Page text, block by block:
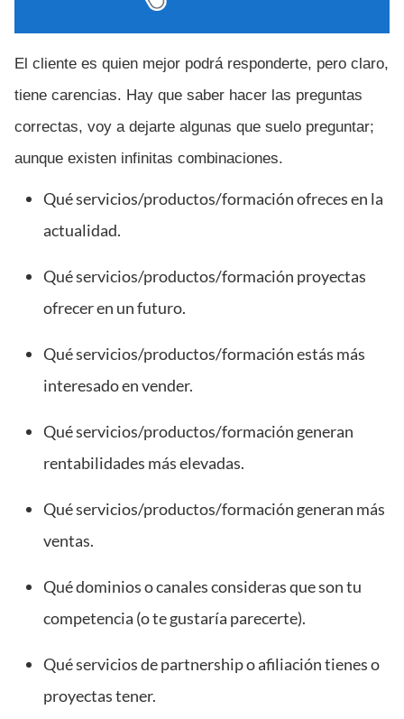
El cliente es quien mejor podrá responderte, pero claro,
tiene carencias. Hay que saber hacer las preguntas
correctas, voy a dejarte algunas que suelo preguntar;
aunque existen infinitas combinaciones.
Qué servicios/productos/formación ofreces en la
actualidad.
Qué servicios/productos/formación proyectas
ofrecer en un futuro.
Qué servicios/productos/formación estás más
interesado en vender.
Qué servicios/productos/formación generan
rentabilidades más elevadas.
Qué servicios/productos/formación generan más
ventas.
Qué dominios o canales consideras que son tu
competencia (o te gustaría parecerte).
Qué servicios de partnership o afiliación tienes o
proyectas tener.